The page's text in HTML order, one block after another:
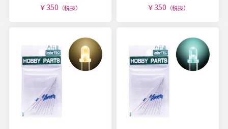
￥350 （税抜）
￥350 （税抜）